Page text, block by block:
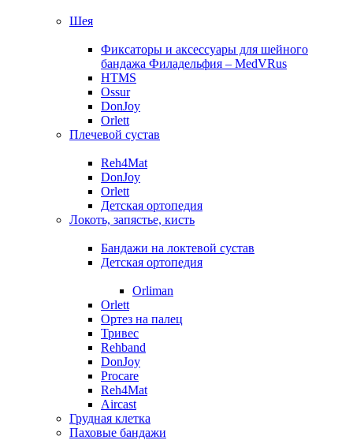
Шея
Фиксаторы и аксессуары для шейного
бандажа Филадельфия – MedVRus
HTMS
Ossur
DonJoy
Orlett
Плечевой сустав
Reh4Mat
DonJoy
Orlett
Детская ортопедия
Локоть, запястье, кисть
Бандажи на локтевой сустав
Детская ортопедия
Orliman
Orlett
Ортез на палец
Тривес
Rehband
DonJoy
Procare
Reh4Mat
Aircast
Грудная клетка
Паховые бандажи